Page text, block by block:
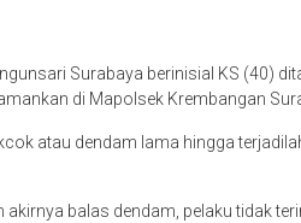
Surabaya berinisial KS (40)
di Mapolsek Krembangan
atau dendam lama hingga
balas dendam, pelaku tidak